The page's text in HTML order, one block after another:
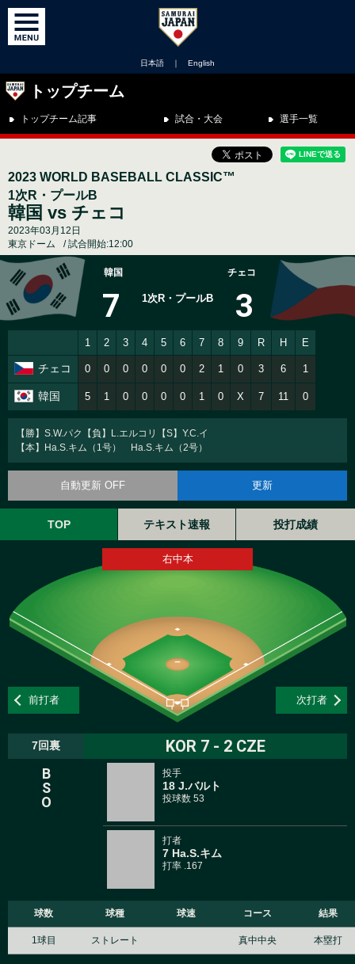
日本語 ｜ English
トップチーム
トップチーム記事 試合・大会 選手一覧
2023 WORLD BASEBALL CLASSIC™
1次R・プールB
韓国 vs チェコ
2023年03月12日
東京ドーム
試合開始:12:00
韓国
7 1次R・プールB
チェコ
3
1 2 3 4 5 6 7 8 9 R H E
チェコ 0 0 0 0 0 0 2 1 0 3 6 1
韓国 5 1 0 0 0 0 1 0 X 7 11 0
【勝】S.W.パク【負】L.エルコリ【S】Y.C.イ
【本】Ha.S.キム（1号） Ha.S.キム（2号）
自動更新 OFF 更新
TOP テキスト速報 投打成績